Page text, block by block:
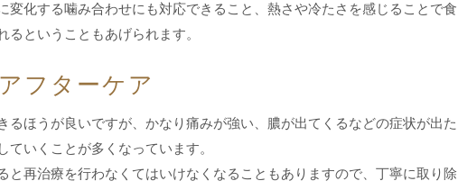
変化する噛み合わせにも対応できること、熱さや冷たさを感じることで食
ということもあげられます。
フターケア
るほうが良いですが、かなり痛みが強い、膿が出てくるなどの症状が出た
いくことが多くなっています。
と再治療を行わなくてはいけなくなることもありますので、丁寧に取り除